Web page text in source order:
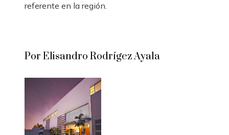
referente en la región.
Por Elisandro Rodrígez Ayala